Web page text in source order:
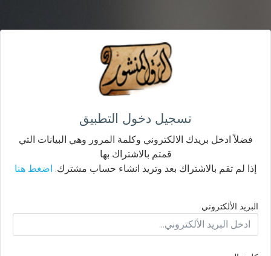
تسجيل دخول التطبيق
فضلاً ادخل بريدك الالكتروني وكلمة المرور وهي البيانات التي
قمتم بالاشتراك بها
إذا لم تقم بالاشتراك بعد وتريد انشاء حساب مشترك. اضغط هنا
البريد الألكتروني